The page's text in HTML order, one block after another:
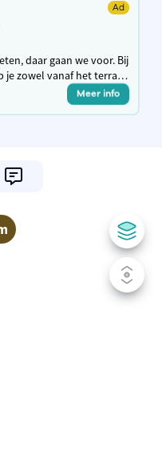
Ad
daar gaan we voor. Bij
je zowel vanaf het terras
op de jachthaven
Meer info